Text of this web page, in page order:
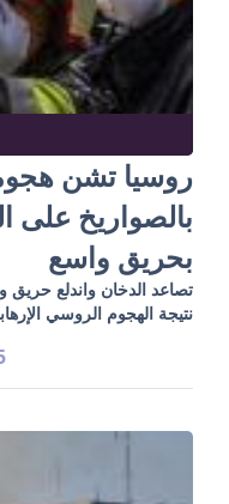
روسيا تشن
بالصواريخ على
بحريق واسع
تصاعد الدخان واندلع
نتيجة الهجوم الروسي